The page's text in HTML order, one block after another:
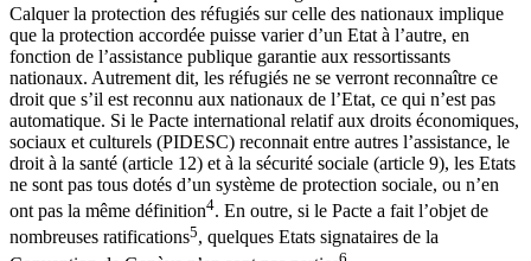
Calquer la protection des réfugiés sur celle des nationaux implique
que la protection accordée puisse varier d’un Etat à l’autre, en
fonction de l’assistance publique garantie aux ressortissants
nationaux. Autrement dit, les réfugiés ne se verront reconnaître ce
droit que s’il est reconnu aux nationaux de l’Etat, ce qui n’est pas
automatique. Si le Pacte international relatif aux droits économiques,
sociaux et culturels (PIDESC) reconnait entre autres l’assistance, le
droit à la santé (article 12) et à la sécurité sociale (article 9), les Etats
ne sont pas tous dotés d’un système de protection sociale, ou n’en
ont pas la même définition4. En outre, si le Pacte a fait l’objet de
nombreuses ratifications5, quelques Etats signataires de la